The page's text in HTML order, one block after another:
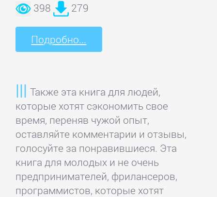
398 279
Подробно...
Также эта книга для людей,
которые хотят сэкономить свое
время, переняв чужой опыт,
оставляйте комментарии и отзывы,
голосуйте за понравившиеся. Эта
книга для молодых и не очень
предпринимателей, фрилансеров,
программистов, которые хотят
Зарубежные
приключения
Современная
зарубежная
литература
ИСКУССТВО